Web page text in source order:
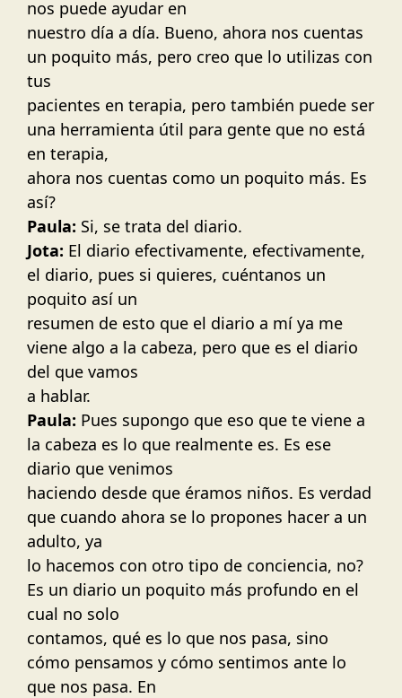
nos puede ayudar en
nuestro día a día. Bueno, ahora nos cuentas
un poquito más, pero creo que lo utilizas con
tus
pacientes en terapia, pero también puede ser
una herramienta útil para gente que no está
en terapia,
ahora nos cuentas como un poquito más. Es
así?
Paula: Si, se trata del diario.
Jota: El diario efectivamente, efectivamente,
el diario, pues si quieres, cuéntanos un
poquito así un
resumen de esto que el diario a mí ya me
viene algo a la cabeza, pero que es el diario
del que vamos
a hablar.
Paula: Pues supongo que eso que te viene a
la cabeza es lo que realmente es. Es ese
diario que venimos
haciendo desde que éramos niños. Es verdad
que cuando ahora se lo propones hacer a un
adulto, ya
lo hacemos con otro tipo de conciencia, no?
Es un diario un poquito más profundo en el
cual no solo
contamos, qué es lo que nos pasa, sino
cómo pensamos y cómo sentimos ante lo
que nos pasa. En